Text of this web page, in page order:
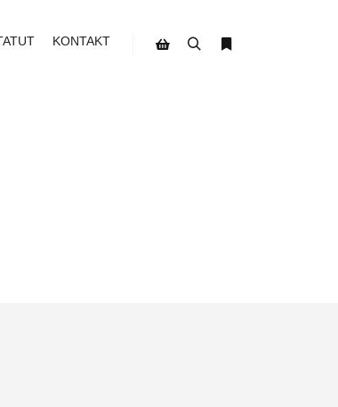
KONTAKT